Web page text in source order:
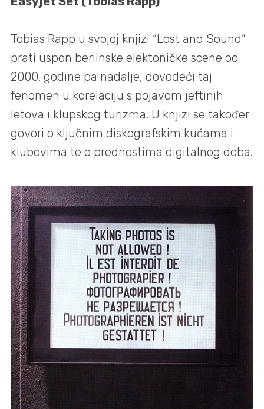
Tobias Rapp u svojoj knjizi “Lost and Sound”
prati uspon berlinske elektoničke scene od
2000. godine pa nadalje, dovodeći taj
fenomen u korelaciju s pojavom jeftinih
letova i klupskog turizma. U knjizi se također
govori o ključnim diskografskim kućama i
klubovima te o prednostima digitalnog doba.